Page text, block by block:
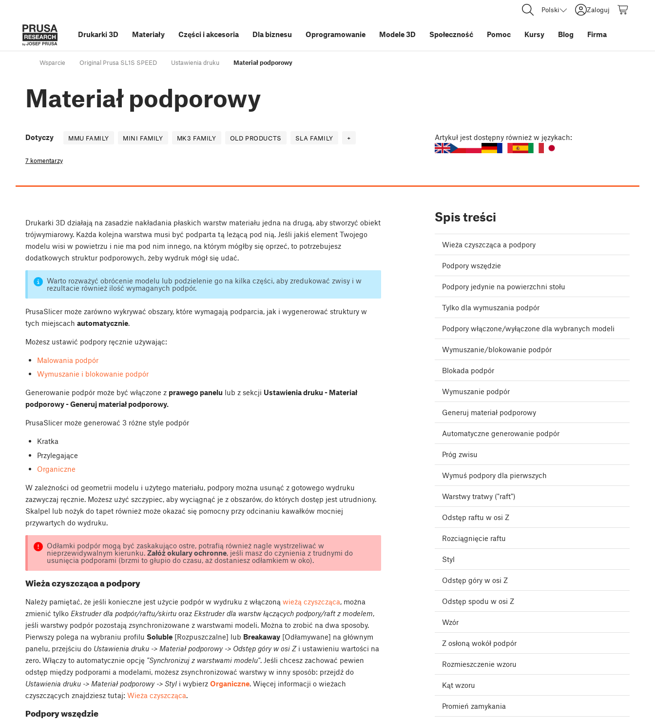
Polski Zaloguj
Drukarki 3D Materiały Części i akcesoria Dla biznesu Oprogramowanie Modele 3D Społeczność Pomoc Kursy Blog Firma
Wsparcie Original Prusa SL1S SPEED Ustawienia druku Materiał podporowy
Materiał podporowy
Dotyczy MMU FAMILY MINI FAMILY MK3 FAMILY OLD PRODUCTS SLA FAMILY +
7 komentarzy
Artykuł jest dostępny również w językach:
Drukarki 3D działają na zasadzie nakładania płaskich warstw materiału jedna na drugą, aby stworzyć obiekt
trójwymiarowy. Każda kolejna warstwa musi być podparta tą leżącą pod nią. Jeśli jakiś element Twojego
modelu wisi w powietrzu i nie ma pod nim innego, na którym mógłby się oprzeć, to potrzebujesz
dodatkowych struktur podporowych, żeby wydruk mógł się udać.
Warto rozważyć obrócenie modelu lub podzielenie go na kilka części, aby zredukować zwisy i w
rezultacie również ilość wymaganych podpór.
PrusaSlicer może zarówno wykrywać obszary, które wymagają podparcia, jak i wygenerować struktury w
tych miejscach automatycznie.
Możesz ustawić podpory ręcznie używając:
Malowania podpór
Wymuszanie i blokowanie podpór
Generowanie podpór może być włączone z prawego panelu lub z sekcji Ustawienia druku - Materiał
podporowy - Generuj materiał podporowy.
PrusaSlicer może generować 3 różne style podpór
Kratka
Przylegające
Organiczne
W zależności od geometrii modelu i użytego materiału, podpory można usunąć z gotowego wydruku
zazwyczaj ręcznie. Możesz użyć szczypiec, aby wyciągnąć je z obszarów, do których dostęp jest utrudniony.
Skalpel lub nożyk do tapet również może okazać się pomocny przy odcinaniu kawałków mocniej
przywartych do wydruku.
Odłamki podpór mogą być zaskakująco ostre, potrafią również nagle wystrzeliwać w
nieprzewidywalnym kierunku. Załóż okulary ochronne, jeśli masz do czynienia z trudnymi do
usunięcia podporami (brzmi to głupio do czasu, aż dostaniesz odłamkiem w oko).
Wieża czyszcząca a podpory
Należy pamiętać, że jeśli konieczne jest użycie podpór w wydruku z włączoną wieżą czyszcząca , można
zmienić tylko Ekstruder dla podpór/raftu/skirtu oraz Ekstruder dla warstw łączących podpory/raft z modelem
jeśli warstwy podpór pozostają zsynchronizowane z warstwami modeli. Można to zrobić na dwa sposoby.
Pierwszy polega na wybraniu profilu Soluble [Rozpuszczalne] lub Breakaway [Odłamywane] na głównym
panelu, przejściu do Ustawienia druku -> Materiał podporowy -> Odstęp góry w osi Zi ustawieniu wartości na
zero. Włączy to automatycznie opcję "Synchronizuj z warstwami modelu". Jeśli chcesz zachować pewien
odstęp między podporami a modelami, możesz zsynchronizować warstwy w inny sposób: przejdź do
Ustawienia druku -> Materiał podporowy -> Styl i wybierz Organiczne . Więcej informacji o wieżach
czyszczących znajdziesz tutaj: Wieża czyszcząca
Podpory wszędzie
Spis treści
Wieża czyszcząca a podpory
Podpory wszędzie
Podpory jedynie na powierzchni stołu
Tylko dla wymuszania podpór
Podpory włączone/wyłączone dla wybranych modeli
Wymuszanie/blokowanie podpór
Blokada podpór
Wymuszanie podpór
Generuj materiał podporowy
Automatyczne generowanie podpór
Próg zwisu
Wymuś podpory dla pierwszych
Warstwy tratwy ("raft")
Odstęp raftu w osi Z
Rozciągnięcie raftu
Styl
Odstęp góry w osi Z
Odstęp spodu w osi Z
Wzór
Z osłoną wokół podpór
Rozmieszczenie wzoru
Kąt wzoru
Promień zamykania